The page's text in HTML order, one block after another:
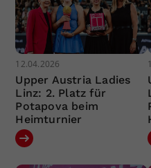
12.04.2026
Upper Austria Ladies
Linz: 2. Platz für
Potapova beim
Heimturnier